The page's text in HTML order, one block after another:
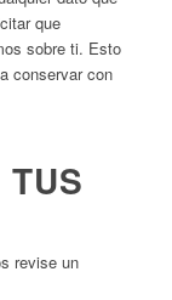
que
sobre ti. Esto
conservar con
revise un